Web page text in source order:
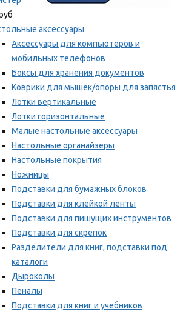
аксессуары
Аксессуары для компьютеров и
мобильных телефонов
Боксы для хранения документов
Коврики для мышек/опоры для запястья
Лотки вертикальные
Лотки горизонтальные
Малые настольные аксессуары
Настольные органайзеры
Настольные покрытия
Ножницы
Подставки для бумажных блоков
Подставки для клейкой ленты
Подставки для пишущих инструментов
Подставки для скрепок
Разделители для книг, подставки под
каталоги
Дыроколы
Пеналы
Подставки для книг и учебников